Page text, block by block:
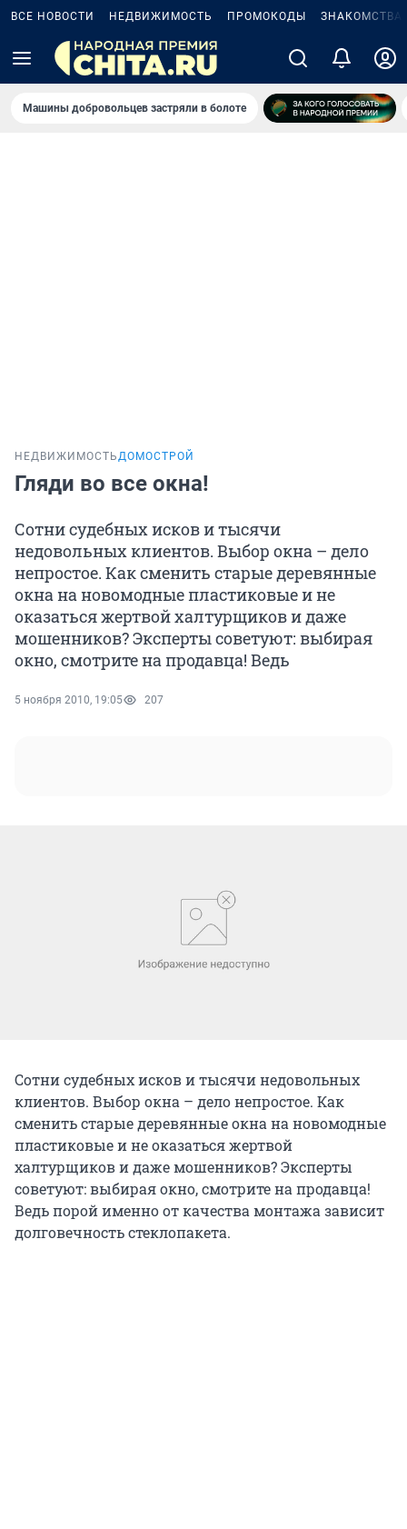
ВСЕ НОВОСТИ НЕДВИЖИМОСТЬ ПРОМОКОДЫ ЗНАКОМСТВА
Машины добровольцев застряли в болоте
НЕДВИЖИМОСТЬДОМОСТРОЙ
Гляди во все окна!
Сотни судебных исков и тысячи
недовольных клиентов. Выбор окна – дело
непростое. Как сменить старые деревянные
окна на новомодные пластиковые и не
оказаться жертвой халтурщиков и даже
мошенников? Эксперты советуют: выбирая
окно, смотрите на продавца! Ведь
5 ноября 2010, 19:05 207
Сотни судебных исков и тысячи недовольных
клиентов. Выбор окна – дело непростое. Как
сменить старые деревянные окна на новомодные
пластиковые и не оказаться жертвой
халтурщиков и даже мошенников? Эксперты
советуют: выбирая окно, смотрите на продавца!
Ведь порой именно от качества монтажа зависит
долговечность стеклопакета.